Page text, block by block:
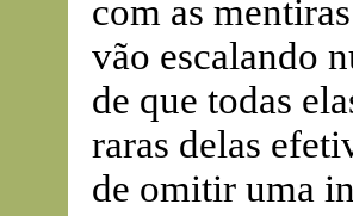
com as
vão escalando
de que todas
raras delas
de omitir uma